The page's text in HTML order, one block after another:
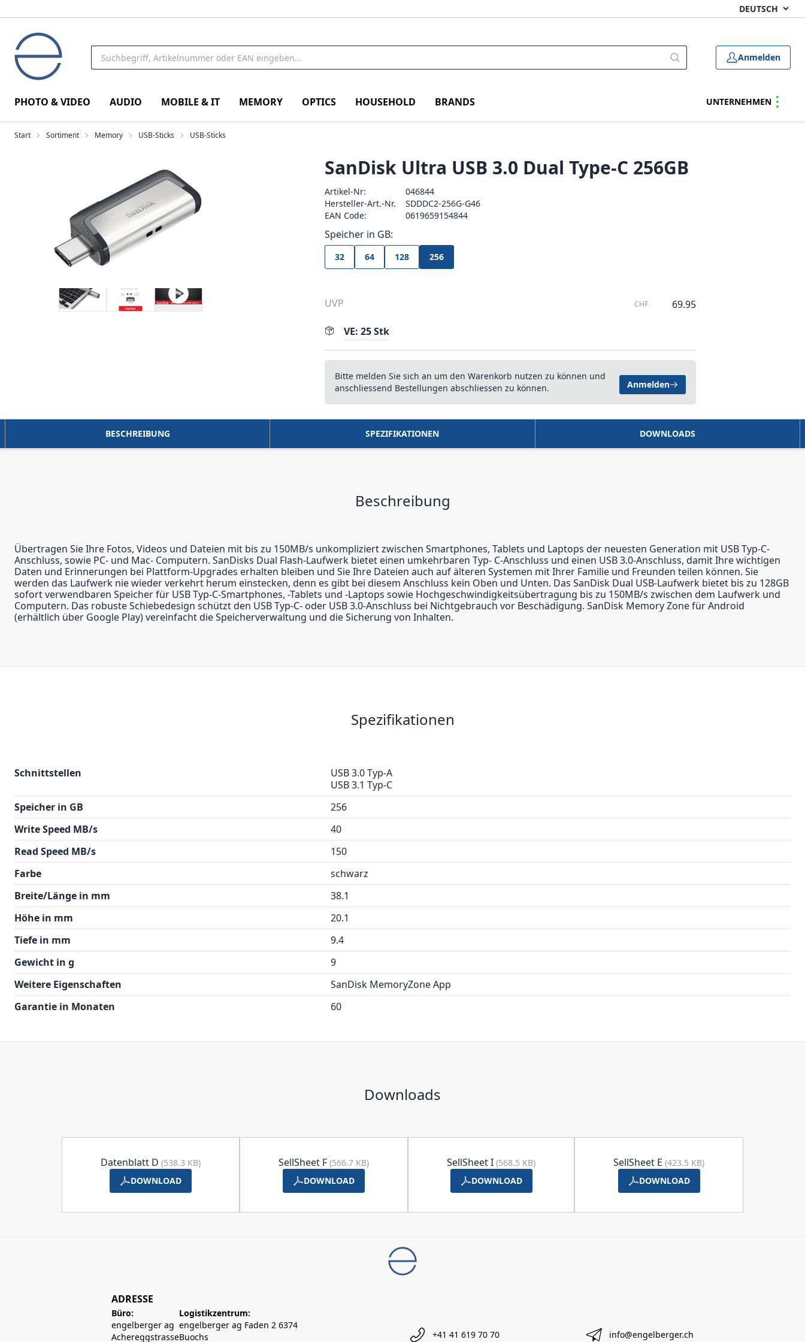
Anmelden
PHOTO & VIDEO AUDIO MOBILE & IT MEMORY OPTICS HOUSEHOLD BRANDS UNTERNEHMEN
Start Sortiment Memory USB-Sticks USB-Sticks
SanDisk Ultra USB 3.0 Dual Type-C 256GB
Artikel-Nr:
046844
Hersteller-Art.-Nr.
SDDDC2-256G-G46
EAN Code:
0619659154844
Speicher in GB:
32 64 128 256
UVP CHF 69.95
VE: 25 Stk
Bitte melden Sie sich an um den Warenkorb nutzen zu können und
anschliessend Bestellungen abschliessen zu können.
Anmelden
BESCHREIBUNG SPEZIFIKATIONEN DOWNLOADS
Beschreibung
Übertragen Sie Ihre Fotos, Videos und Dateien mit bis zu 150MB/s unkompliziert zwischen Smartphones, Tablets und Laptops der neuesten Generation mit USB Typ-C-
Anschluss, sowie PC- und Mac- Computern. SanDisks Dual Flash-Laufwerk bietet einen umkehrbaren Typ- C-Anschluss und einen USB 3.0-Anschluss, damit Ihre wichtigen
Daten und Erinnerungen bei Plattform-Upgrades erhalten bleiben und Sie Ihre Dateien auch auf älteren Systemen mit Ihrer Familie und Freunden teilen können. Sie
werden das Laufwerk nie wieder verkehrt herum einstecken, denn es gibt bei diesem Anschluss kein Oben und Unten. Das SanDisk Dual USB-Laufwerk bietet bis zu 128GB
sofort verwendbaren Speicher für USB Typ-C-Smartphones, -Tablets und -Laptops sowie Hochgeschwindigkeitsübertragung bis zu 150MB/s zwischen dem Laufwerk und
Computern. Das robuste Schiebedesign schützt den USB Typ-C- oder USB 3.0-Anschluss bei Nichtgebrauch vor Beschädigung. SanDisk Memory Zone für Android
(erhältlich über Google Play) vereinfacht die Speicherverwaltung und die Sicherung von Inhalten.
Spezifikationen
Schnittstellen
USB 3.0 Typ-A
USB 3.1 Typ-C
Speicher in GB
256
Write Speed MB/s
40
Read Speed MB/s
150
Farbe
schwarz
Breite/Länge in mm
38.1
Höhe in mm
20.1
Tiefe in mm
9.4
Gewicht in g
9
Weitere Eigenschaften
SanDisk MemoryZone App
Garantie in Monaten
60
Downloads
Datenblatt D (538.3 KB)
DOWNLOAD
SellSheet F (566.7 KB)
DOWNLOAD
SellSheet I (568.5 KB)
DOWNLOAD
SellSheet E (423.5 KB)
DOWNLOAD
ADRESSE
Büro:
engelberger ag
Achereggstrasse
Logistikzentrum:
engelberger ag Faden 2 6374
Buochs
+41 41 619 70 70 info@engelberger.ch